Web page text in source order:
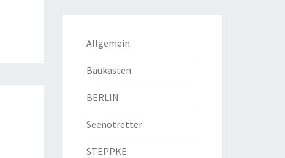
Allgemein
Baukasten
BERLIN
Seenotretter
STEPPKE